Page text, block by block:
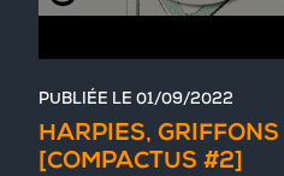
PUBLIÉE LE 01/09/2022
HARPIES,
[COMPACTUS #2]